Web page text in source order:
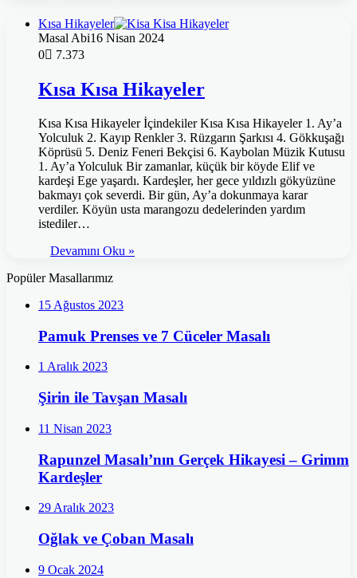
Kısa Hikayeler
Masal Abi16 Nisan 2024
0
7.373
Kısa Kısa Hikayeler
Kısa Kısa Hikayeler İçindekiler Kısa Kısa Hikayeler 1. Ay’a
Yolculuk 2. Kayıp Renkler 3. Rüzgarın Şarkısı 4. Gökkuşağı
Köprüsü 5. Deniz Feneri Bekçisi 6. Kaybolan Müzik Kutusu
1. Ay’a Yolculuk Bir zamanlar, küçük bir köyde Elif ve
kardeşi Ege yaşardı. Kardeşler, her gece yıldızlı gökyüzüne
bakmayı çok severdi. Bir gün, Ay’a dokunmaya karar
verdiler. Köyün usta marangozu dedelerinden yardım
istediler…
Devamını Oku »
Popüler Masallarımız
15 Ağustos 2023
Pamuk Prenses ve 7 Cüceler Masalı
1 Aralık 2023
Şirin ile Tavşan Masalı
11 Nisan 2023
Rapunzel Masalı’nın Gerçek Hikayesi – Grimm
Kardeşler
29 Aralık 2023
Oğlak ve Çoban Masalı
9 Ocak 2024